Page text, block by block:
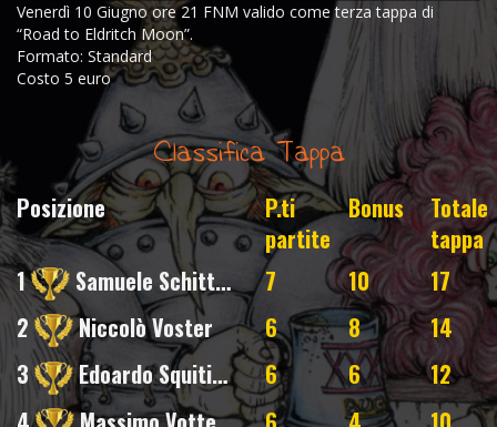
Venerdì 10 Giugno ore 21 FNM valido come terza tappa di
“Road to Eldritch Moon”.
Formato: Standard
Costo 5 euro
Classifica Tappa
Posizione
P.ti
partite
Bonus
Totale
tappa
1
Samuele Schittulli 7 10
17
2
Niccolò Voster 6 8
14
3
Edoardo Squitieri 6 6
12